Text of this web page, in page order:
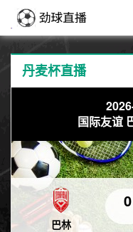
丹麦杯直播
国际友谊
巴林
0